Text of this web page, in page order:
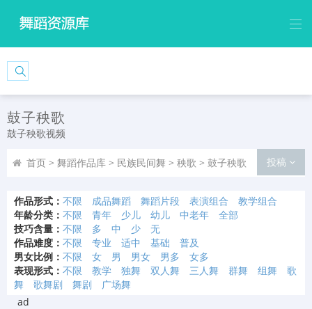
鼓子秧歌
鼓子秧歌视频
首页> 舞蹈作品库> 民族民间舞> 秧歌 > 鼓子秧歌 投稿
作品形式： 不限 成品舞蹈 舞蹈片段 表演组合
教学组合
年龄分类： 不限 青年 少儿 幼儿 中老年
全部
技巧含量： 不限 多 中 少
无
作品难度： 不限 专业 适中 基础
普及
男女比例： 不限 女 男 男女 男多
女多
表现形式： 不限 教学 独舞 双人舞 三人舞 群舞 组舞
歌
舞
歌舞剧 舞剧
广场舞
ad